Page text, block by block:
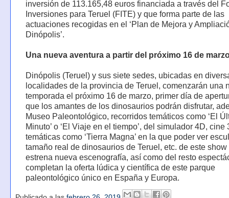
inversión de 113.165,48 euros financiada a través del
Inversiones para Teruel (FITE) y que forma parte de las
actuaciones recogidas en el ‘Plan de Mejora y
Dinópolis’.
Una nueva aventura a partir del próximo 16 de
Dinópolis (Teruel) y sus siete sedes, ubicadas en
localidades de la provincia de Teruel, comenzarán una
temporada el próximo 16 de marzo, primer día de
que los amantes de los dinosaurios podrán disfrutar,
Museo Paleontológico, recorridos temáticos como ‘El
Minuto’ o ‘El Viaje en el tiempo’, del simulador 4D, cine
temáticas como ‘Tierra Magna’ en la que poder ver
tamaño real de dinosaurios de Teruel, etc. de este show
estrena nueva escenografía, así como del resto
completan la oferta lúdica y científica de este parque
paleontológico único en España y Europa.